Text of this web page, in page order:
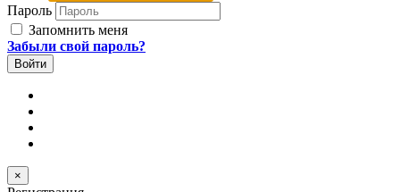
Пароль
Запомнить меня
Забыли свой пароль?
×